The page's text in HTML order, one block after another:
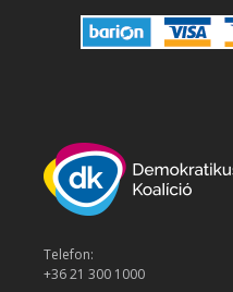
Telefon:
+36 21 300 1000